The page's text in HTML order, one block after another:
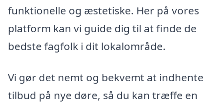
funktionelle og æstetiske. Her på vores
platform kan vi guide dig til at finde de
bedste fagfolk i dit lokalområde.
Vi gør det nemt og bekvemt at indhente
tilbud på nye døre, så du kan træffe en